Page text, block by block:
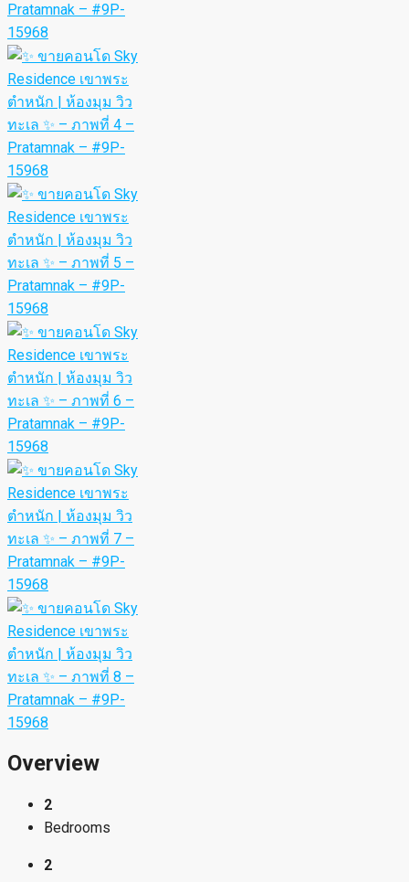
Overview
2
Bedrooms
2